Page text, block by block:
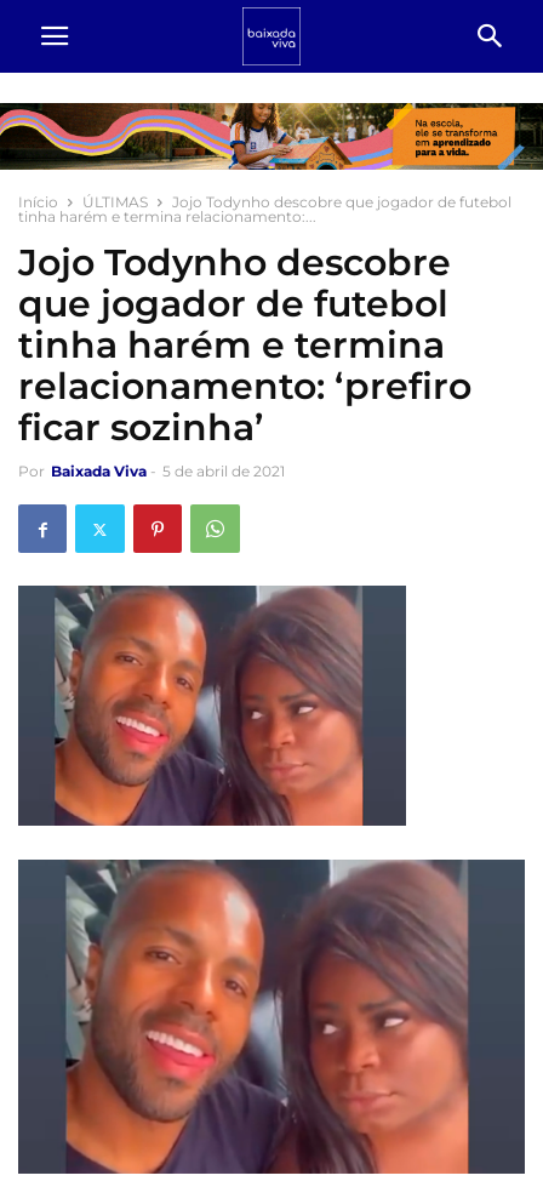
Início ÚLTIMAS
Jojo Todynho descobre que jogador de futebol
tinha harém e termina relacionamento:...
Jojo Todynho descobre
que jogador de futebol
tinha harém e termina
relacionamento: ‘prefiro
ficar sozinha’
Por Baixada Viva - 5 de abril de 2021